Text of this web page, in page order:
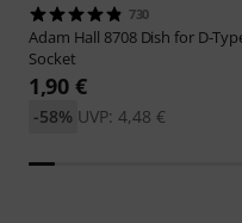
730
Adam Hall 8708 Dish for D-
Socket
1,90 €
UVP: 4,48 €
-58%